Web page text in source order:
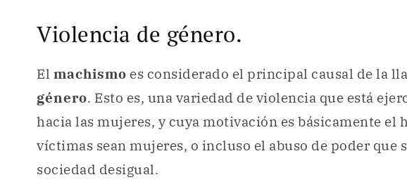
Violencia de género.
El machismo es considerado el principal causal de la
género. Esto es, una variedad de violencia que está
hacia las mujeres, y cuya motivación es básicamente el
víctimas sean mujeres, o incluso el abuso de poder que
sociedad desigual.